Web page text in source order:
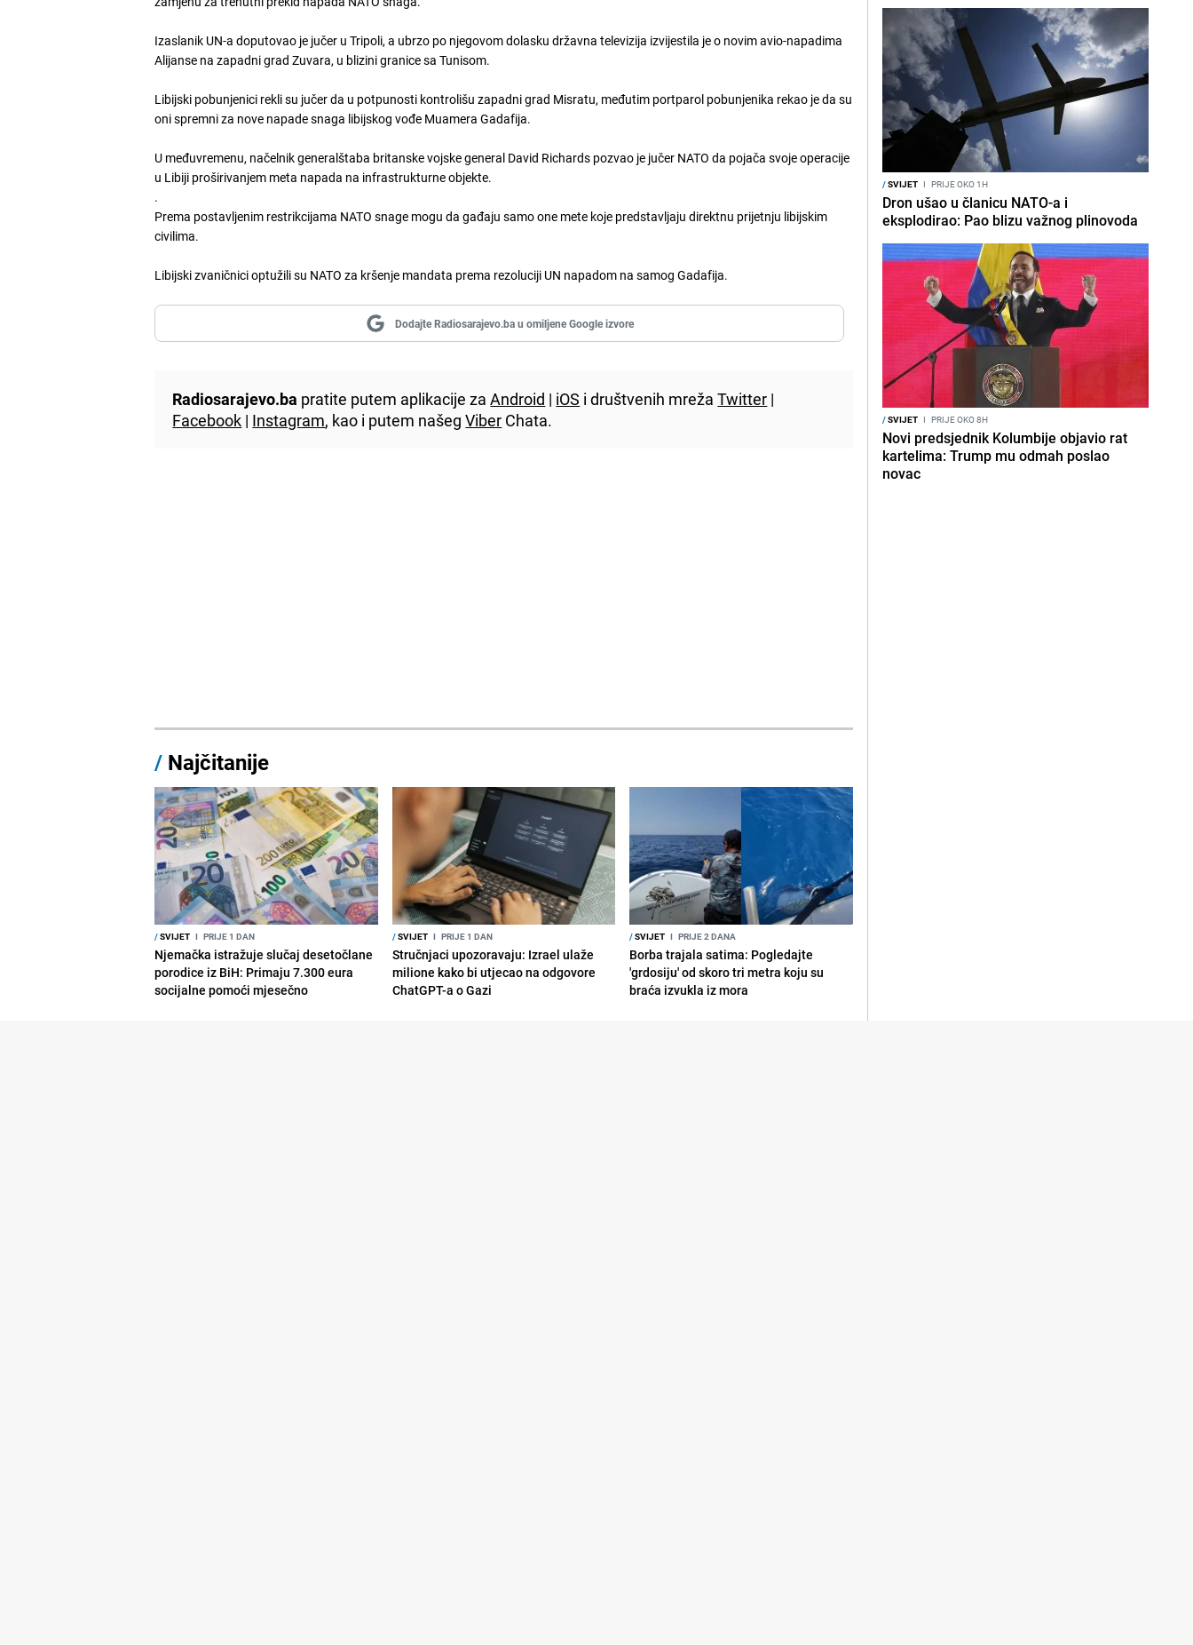
Izaslanik UN-a doputovao je jučer u Tripoli, a ubrzo po njegovom dolasku državna televizija izvijestila je o novim avio-napadima
Alijanse na zapadni grad Zuvara, u blizini granice sa Tunisom.
Libijski pobunjenici rekli su jučer da u potpunosti kontrolišu zapadni grad Misratu, međutim portparol pobunjenika rekao je da su
oni spremni za nove napade snaga libijskog vođe Muamera Gadafija.
U međuvremenu, načelnik generalštaba britanske vojske general David Richards pozvao je jučer NATO da pojača svoje operacije
u Libiji proširivanjem meta napada na infrastrukturne objekte.
.
Prema postavljenim restrikcijama NATO snage mogu da gađaju samo one mete koje predstavljaju direktnu prijetnju libijskim
civilima.
Libijski zvaničnici optužili su NATO za kršenje mandata prema rezoluciji UN napadom na samog Gadafija.
Dodajte Radiosarajevo.ba u omiljene Google izvore
Radiosarajevo.ba pratite putem aplikacije zaAndroid | iOS i društvenih mrežaTwitter |
Facebook | Instagram, kao i putem našegViber Chata.
/ Najčitanije
/SVIJET I PRIJE 1 DAN
Njemačka istražuje slučaj desetočlane
porodice iz BiH: Primaju 7.300 eura
socijalne pomoći mjesečno
/SVIJET I PRIJE 1 DAN
Stručnjaci upozoravaju: Izrael ulaže
milione kako bi utjecao na odgovore
ChatGPT-a o Gazi
/SVIJET I PRIJE 2 DANA
Borba trajala satima: Pogledajte
'grdosiju' od skoro tri metra koju su
braća izvukla iz mora
/SVIJET I PRIJE OKO 1H
Dron ušao u članicu NATO-a i
eksplodirao: Pao blizu važnog plinovoda
/SVIJET I PRIJE OKO 8H
Novi predsjednik Kolumbije objavio rat
kartelima: Trump mu odmah poslao
novac